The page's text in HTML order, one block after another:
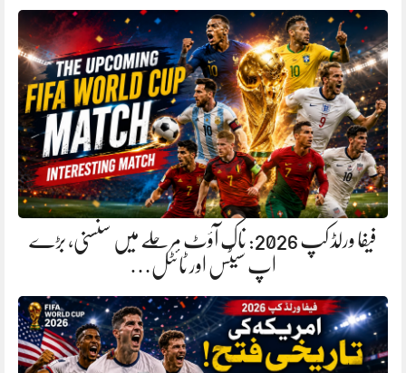
فیفا ورلڈ کپ 2026: ناک آؤٹ مرحلے میں سنسنی، بڑے
اپ سیٹس اور ٹائٹل…